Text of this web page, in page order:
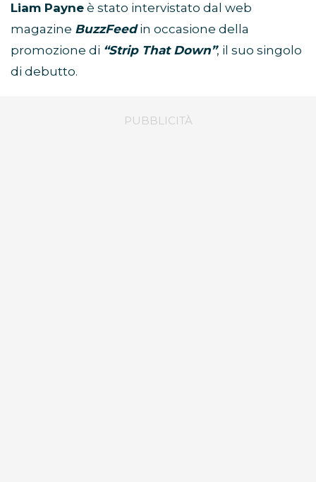
Liam Payne è stato intervistato dal web
magazine BuzzFeedin occasione della
promozione di “Strip That Down”, il suo singolo
di debutto.